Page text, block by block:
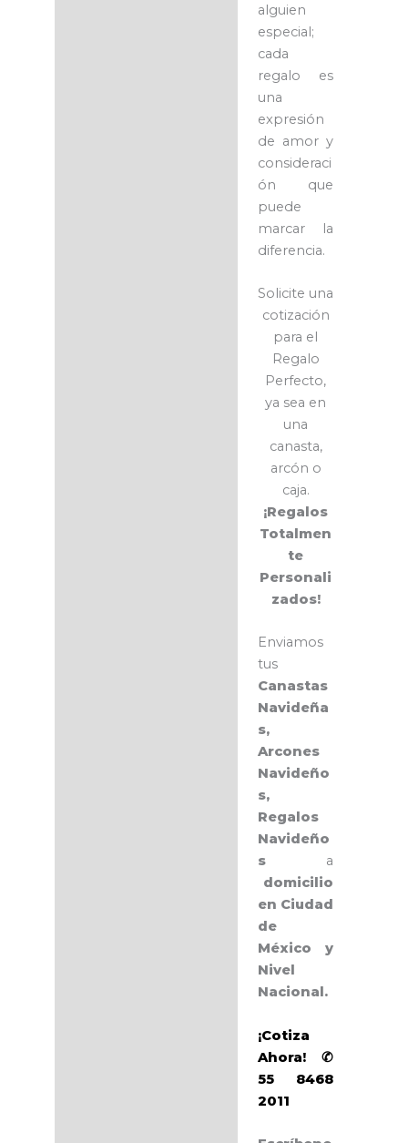
alguien
especial;
cada
regalo es
una
expresión
de amor y
consideraci
ón que
puede
marcar la
diferencia.
Solicite una
cotización
para el
Regalo
Perfecto,
ya sea en
una
canasta,
arcón o
caja.
¡Regalos
Totalmen
te
Personali
zados!
Enviamos
tus
Canastas
Navideña
s,
Arcones
Navideño
s,
Regalos
Navideño
s a
domicilio
en Ciudad
de
México y
Nivel
Nacional.
¡Cotiza
Ahora! ✆
55 8468
2011